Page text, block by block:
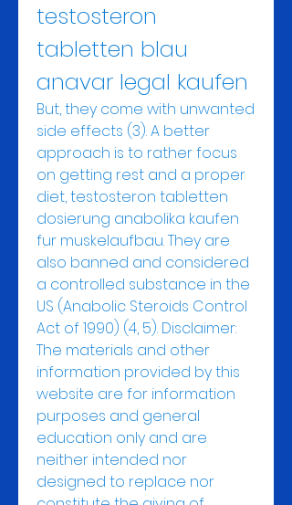
testosteron
tabletten blau
anavar legal kaufen
But, they come with unwanted
side effects (3). A better
approach is to rather focus
on getting rest and a proper
diet, testosteron tabletten
dosierung anabolika kaufen
fur muskelaufbau. They are
also banned and considered
a controlled substance in the
US (Anabolic Steroids Control
Act of 1990) (4, 5). Disclaimer:
The materials and other
information provided by this
website are for information
purposes and general
education only and are
neither intended nor
designed to replace nor